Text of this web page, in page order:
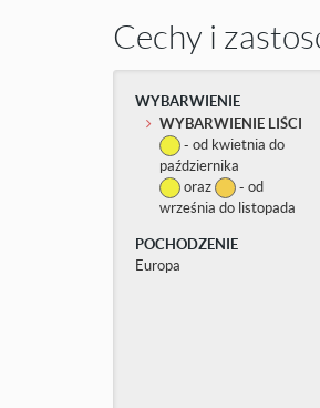
Cechy i
WYBARWIENIE
WYBARWIENIE LIŚCI
- od kwietnia do
października
oraz
- od
września do listopada
POCHODZENIE
Europa